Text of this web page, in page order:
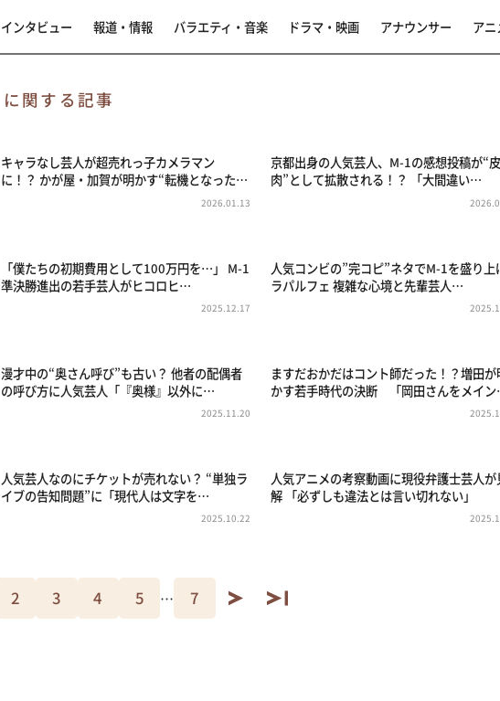
インタビュー 報道・情報 バラエティ・音楽 ドラマ・映画 アナウンサー アニ
に関する記事
キャラなし芸人が超売れっ子カメラマン
に！？ かが屋・加賀が明かす“転機となった…
2026.01.13
京都出身の人気芸人、M-1の感想投稿が“皮
肉”として拡散される！？ 「大間違い…
「僕たちの初期費用として100万円を…」 M-1
準決勝進出の若手芸人がヒコロヒ…
2025.12.17
人気コンビの”完コピ”ネタでM-1を盛り上
ラパルフェ 複雑な心境と先輩芸人…
漫才中の“奥さん呼び”も古い？ 他者の配偶者
の呼び方に人気芸人「『奥様』以外に…
2025.11.20
ますだおかだはコント師だった！？増田が
かす若手時代の決断 「岡田さんをメイ
人気芸人なのにチケットが売れない？ “単独ラ
イブの告知問題”に「現代人は文字を…
2025.10.22
人気アニメの考察動画に現役弁護士芸人が
解 「必ずしも違法とは言い切れない」
2 3 4 5 … 7